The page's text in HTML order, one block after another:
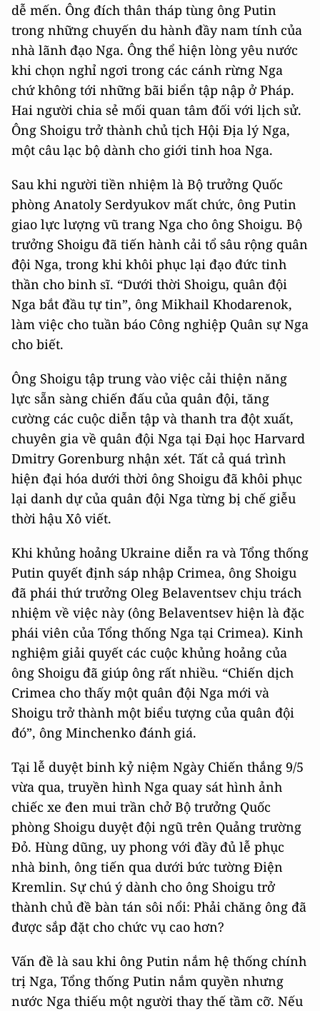
dễ mến. Ông đích thân tháp tùng ông Putin
trong những chuyến du hành đầy nam tính của
nhà lãnh đạo Nga. Ông thể hiện lòng yêu nước
khi chọn nghỉ ngơi trong các cánh rừng Nga
chứ không tới những bãi biển tập nập ở Pháp.
Hai người chia sẻ mối quan tâm đối với lịch sử.
Ông Shoigu trở thành chủ tịch Hội Địa lý Nga,
một câu lạc bộ dành cho giới tinh hoa Nga.
Sau khi người tiền nhiệm là Bộ trưởng Quốc
phòng Anatoly Serdyukov mất chức, ông Putin
giao lực lượng vũ trang Nga cho ông Shoigu. Bộ
trưởng Shoigu đã tiến hành cải tổ sâu rộng quân
đội Nga, trong khi khôi phục lại đạo đức tinh
thần cho binh sĩ. “Dưới thời Shoigu, quân đội
Nga bắt đầu tự tin”, ông Mikhail Khodarenok,
làm việc cho tuần báo Công nghiệp Quân sự Nga
cho biết.
Ông Shoigu tập trung vào việc cải thiện năng
lực sẵn sàng chiến đấu của quân đội, tăng
cường các cuộc diễn tập và thanh tra đột xuất,
chuyên gia về quân đội Nga tại Đại học Harvard
Dmitry Gorenburg nhận xét. Tất cả quá trình
hiện đại hóa dưới thời ông Shoigu đã khôi phục
lại danh dự của quân đội Nga từng bị chế giễu
thời hậu Xô viết.
Khi khủng hoảng Ukraine diễn ra và Tổng thống
Putin quyết định sáp nhập Crimea, ông Shoigu
đã phái thứ trưởng Oleg Belaventsev chịu trách
nhiệm về việc này (ông Belaventsev hiện là đặc
phái viên của Tổng thống Nga tại Crimea). Kinh
nghiệm giải quyết các cuộc khủng hoảng của
ông Shoigu đã giúp ông rất nhiều. “Chiến dịch
Crimea cho thấy một quân đội Nga mới và
Shoigu trở thành một biểu tượng của quân đội
đó”, ông Minchenko đánh giá.
Tại lễ duyệt binh kỷ niệm Ngày Chiến thắng 9/5
vừa qua, truyền hình Nga quay sát hình ảnh
chiếc xe đen mui trần chở Bộ trưởng Quốc
phòng Shoigu duyệt đội ngũ trên Quảng trường
Đỏ. Hùng dũng, uy phong với đầy đủ lễ phục
nhà binh, ông tiến qua dưới bức tường Điện
Kremlin. Sự chú ý dành cho ông Shoigu trở
thành chủ đề bàn tán sôi nổi: Phải chăng ông đã
được sắp đặt cho chức vụ cao hơn?
Vấn đề là sau khi ông Putin nắm hệ thống chính
trị Nga, Tổng thống Putin nắm quyền nhưng
nước Nga thiếu một người thay thế tầm cỡ. Nếu